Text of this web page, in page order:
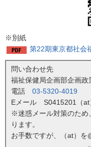
※別紙
第22期東京都社会
問い合わせ先
福祉保健局企画部企画政
電話 03-5320-4019
Eメール S0415201（at
※迷惑メール対策のため
ります。
お手数ですが、（at）を